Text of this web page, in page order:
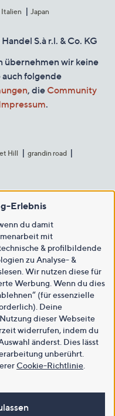
Italien Japan
S.à r.l. & Co. KG
übernehmen wir keine
folgende
, die Community
.
Hill
grandin road
Erlebnis
du damit
mit
& profilbildende
zu Analyse- &
Wir nutzen diese für
Werbung. Wenn du dies
(für essenzielle
Deine
dieser Webseite
widerrufen, indem du
änderst. Dies lässt
unberührt.
Cookie-Richtlinie